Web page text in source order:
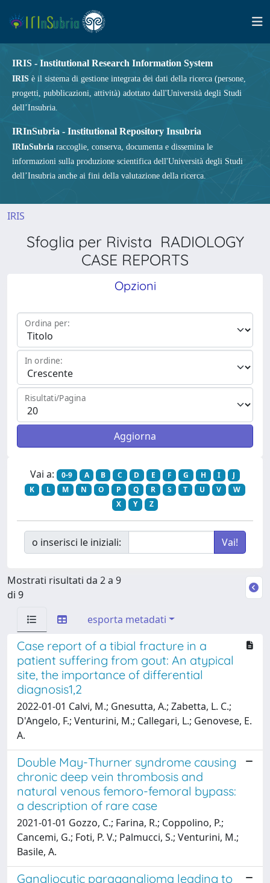
IRIS - Institutional Research Information System
IRIS è il sistema di gestione integrata dei dati della ricerca (persone,
progetti, pubblicazioni, attività) adottato dall'Università degli Studi
dell’Insubria.
IRInSubria - Institutional Repository Insubria
IRInSubria raccoglie, conserva, documenta e dissemina le
informazioni sulla produzione scientifica dell'Università degli Studi
dell’Insubria anche ai fini della valutazione della ricerca.
IRIS
Sfoglia per Rivista RADIOLOGY
CASE REPORTS
Opzioni
Ordina per:
In ordine:
Risultati/Pagina
Vai a: 0-9 A B C D E F G H I
J
K
L M N O P Q R S T U V
W
X
Y Z
o inserisci le iniziali:
Mostrati risultati da 2 a 9
di 9
esporta metadati
Case report of a tibial fracture in a
patient suffering from gout: An atypical
site, the importance of differential
diagnosis1,2
2022-01-01 Calvi, M.; Gnesutta, A.; Zabetta, L. C.;
D'Angelo, F.; Venturini, M.; Callegari, L.; Genovese, E.
A.
Double May-Thurner syndrome causing
chronic deep vein thrombosis and
natural venous femoro-femoral bypass:
a description of rare case
2021-01-01 Gozzo, C.; Farina, R.; Coppolino, P.;
Cancemi, G.; Foti, P. V.; Palmucci, S.; Venturini, M.;
Basile, A.
Gangliocytic paraganglioma leading to